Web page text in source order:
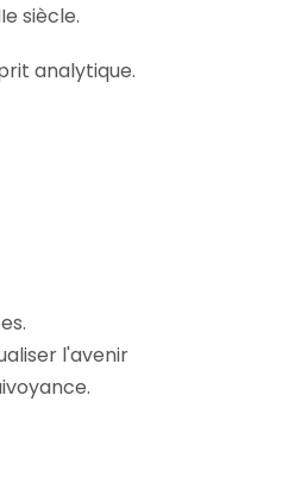
siècle.
analytique.
l'avenir